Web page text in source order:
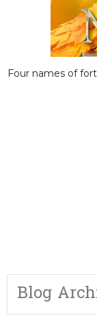
Four names of